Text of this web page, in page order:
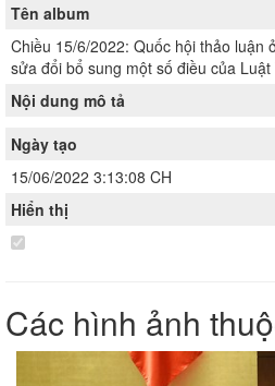
Tên album
Chiều 15/6/2022: Quốc hội thảo luận
sửa đổi bổ sung một số điều của
Nội dung mô tả
Ngày tạo
15/06/2022 3:13:08 CH
Hiển thị
Các hình ảnh